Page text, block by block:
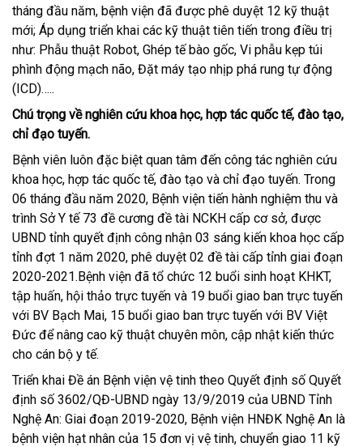
tháng đầu năm, bệnh viện đã được phê duyệt 12 kỹ thuật
mới; Áp dụng triển khai các kỹ thuật tiên tiến trong điều trị
như: Phẫu thuật Robot, Ghép tế bào gốc, Vi phẫu kẹp túi
phình động mạch não, Đặt máy tạo nhịp phá rung tự động
(ICD)…..
Chú trọng về nghiên cứu khoa học, hợp tác quốc tế, đào tạo,
chỉ đạo tuyến.
Bệnh viên luôn đặc biệt quan tâm đến công tác nghiên cứu
khoa học, hợp tác quốc tế, đào tạo và chỉ đạo tuyến. Trong
06 tháng đầu năm 2020, Bệnh viện tiến hành nghiệm thu và
trình Sở Y tế 73 đề cương đề tài NCKH cấp cơ sở, được
UBND tỉnh quyết định công nhận 03 sáng kiến khoa học cấp
tỉnh đợt 1 năm 2020, phê duyệt 02 đề tài cấp tỉnh giai đoạn
2020-2021.Bệnh viện đã tổ chức 12 buổi sinh hoạt KHKT,
tập huấn, hội thảo trực tuyến và 19 buổi giao ban trực tuyến
với BV Bạch Mai, 15 buổi giao ban trực tuyến với BV Việt
Đức để nâng cao kỹ thuật chuyên môn, cập nhật kiến thức
cho cán bộ y tế.
Triển khai Đề án Bệnh viện vệ tinh theo Quyết định số Quyết
định số 3602/QĐ-UBND ngày 13/9/2019 của UBND Tỉnh
Nghệ An: Giai đoạn 2019-2020, Bệnh viện HNĐK Nghệ An là
bệnh viện hạt nhân của 15 đơn vị vệ tinh, chuyển giao 11 kỹ